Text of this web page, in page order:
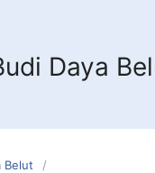
Daya
Belut